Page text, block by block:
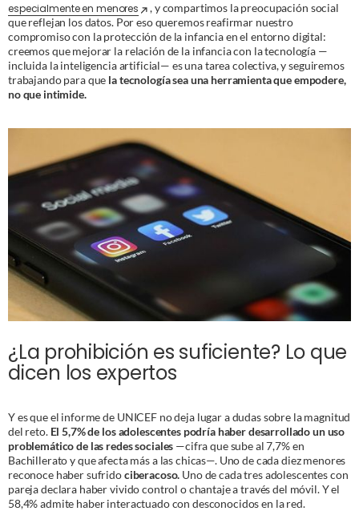
especialmente en menores
, y compartimos la preocupación social
que reflejan los datos. Por eso queremos reafirmar nuestro
compromiso con la protección de la infancia en el entorno digital:
creemos que mejorar la relación de la infancia con la tecnología —
incluida la inteligencia artificial— es una tarea colectiva, y seguiremos
trabajando para que la tecnología sea una herramienta que empodere,
no que intimide.
¿La prohibición es suficiente? Lo que
dicen los expertos
Y es que el informe de UNICEF no deja lugar a dudas sobre la magnitud
del reto. El 5,7% de los adolescentes podría haber desarrollado un uso
problemático de las redes sociales —cifra que sube al 7,7% en
Bachillerato y que afecta más a las chicas—. Uno de cada diez menores
reconoce haber sufridociberacoso. Uno de cada tres adolescentes con
pareja declara haber vivido control o chantaje a través del móvil. Y el
58,4% admite haber interactuado con desconocidos en la red.